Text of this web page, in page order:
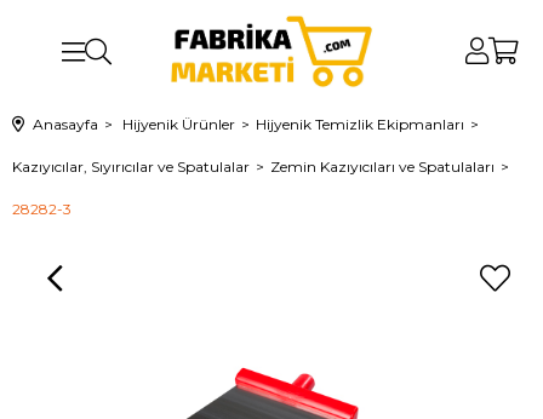
Anasayfa Hijyenik Ürünler Hijyenik Temizlik Ekipmanları
Kazıyıcılar, Sıyırıcılar ve Spatulalar Zemin Kazıyıcıları ve Spatulaları
28282-3